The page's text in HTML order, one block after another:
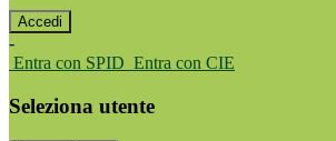
-
Entra con SPID Entra con CIE
Seleziona utente